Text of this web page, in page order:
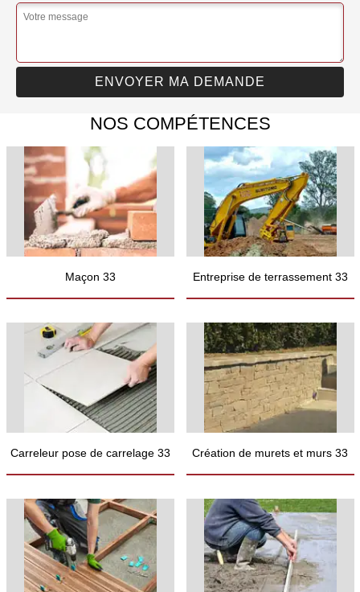
NOS COMPÉTENCES
Maçon 33 Entreprise de terrassement 33
Carreleur pose de carrelage 33 Création de murets et murs 33